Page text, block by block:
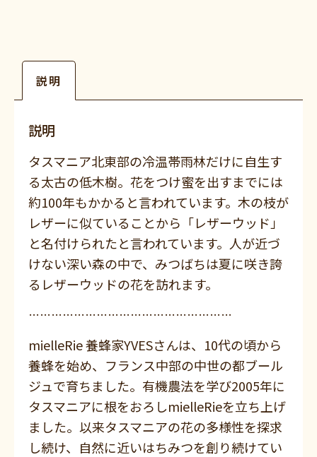
説明
説明
タスマニア北東部の冷温帯雨林だけに自生す
る太古の低木樹。花をつけ蜜を出すまでには
約100年もかかると言われています。木の枝が
レザーに似ていることから「レザーウッド」
と名付けられたと言われています。人が近づ
けない深い森の中で、みつばちは夏に咲き誇
るレザーウッドの花を訪れます。
………………………………………………
mielleRie 養蜂家YVESさんは、10代の頃から
養蜂を始め、フランス中部の中世の都ブール
ジュで育ちました。有機農法を学び2005年に
タスマニアに根をおろしmielleRieを立ち上げ
ました。以来タスマニアの花の多様性を探求
し続け、自然に近いはちみつを創り続けてい